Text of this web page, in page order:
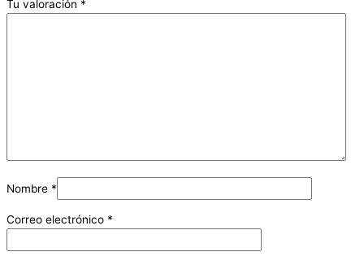
Tu valoración *
Nombre *
Correo electrónico *